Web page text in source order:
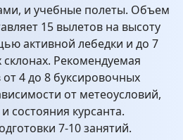
и учебные полеты. Объем
15 вылетов на высоту
активной лебедки и до 7
Рекомендуемая
4 до 8 буксировочных
от метеоусловий,
состояния курсанта.
7-10 занятий.